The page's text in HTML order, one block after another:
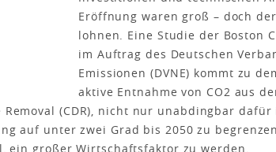
Eröffnung waren groß – doch
lohnen. Eine Studie der Boston
im Auftrag des Deutschen
Emissionen (DVNE) kommt zu
aktive Entnahme von CO2 aus
(CDR), nicht nur unabdingbar dafür
auf unter zwei Grad bis 2050 zu
ein großer Wirtschaftsfaktor zu werden.